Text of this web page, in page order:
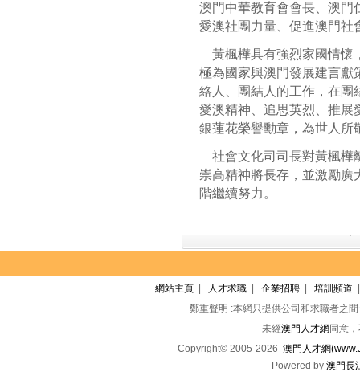
澳門中華教育會會長、澳門
愛澳社團力量、促進澳門社
黃楓樺具有強烈家國情懷
極為國家與澳門發展建言獻
絡人、團結人的工作，在團
愛澳精神、追思英烈、推展
銀蓮花榮譽勳章，為世人所
社會文化司司長對黃楓樺
崇高精神將長存，並激勵廣
階繼續努力。
網站主頁 人才求職 企業招聘 培訓頻道
鄭重聲明 :本網只提供公司和求職者之
未經澳門人才網 同意
Copyright© 2005-2026 澳門人才網
Powered by 澳門長